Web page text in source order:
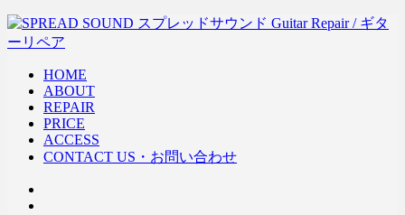
HOME
ABOUT
REPAIR
PRICE
ACCESS
CONTACT US・お問い合わせ